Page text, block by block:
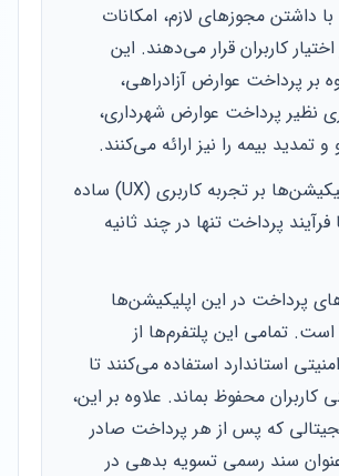
با داشتن مجوزهای لازم، امکانات
کاربران قرار می‌دهند. این
بر پرداخت عوارض آزادراهی،
نظیر پرداخت عوارض شهرداری،
تمدید بیمه را نیز ارائه می‌کنند.
تمرکز این اپلیکیشن‌ها بر تجربه کاربری (UX) ساده
پرداخت تنها در چند ثانیه
پرداخت در این اپلیکیشن‌ها
تمامی این پلتفرم‌ها از
استاندارد استفاده می‌کنند تا
کاربران محفوظ بماند. علاوه بر این،
که پس از هر پرداخت صادر
سند رسمی تسویه بدهی در